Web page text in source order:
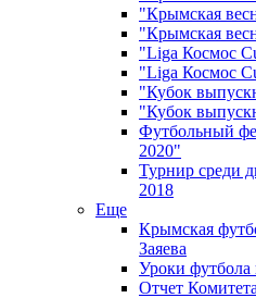
"Крымская
"Крымская
"Liga Космос
"Liga Космос
"Кубок
"Кубок
Футбольный
2020"
Турнир среди
2018
Еще
Крымская
Заяева
Уроки футбола
Отчет